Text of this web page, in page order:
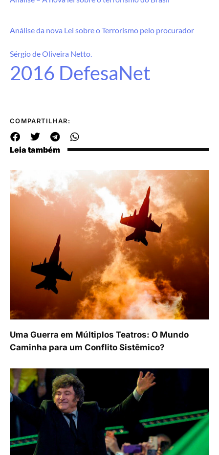
Análise da nova Lei sobre o Terrorismo pelo procurador
Sérgio de Oliveira Netto.
2016 DefesaNet
COMPARTILHAR:
Leia também
Uma Guerra em Múltiplos Teatros: O Mundo
Caminha para um Conflito Sistêmico?